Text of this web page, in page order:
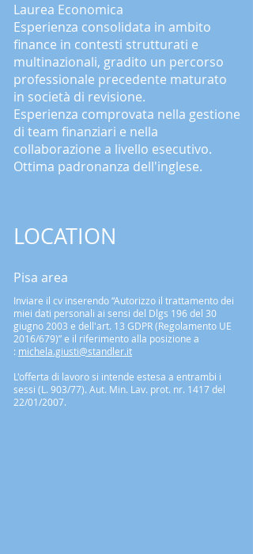
Laurea Economica
Esperienza consolidata in ambito
finance in contesti strutturati e
multinazionali, gradito un percorso
professionale precedente maturato
in società di revisione.
Esperienza comprovata nella gestione
di team finanziari e nella
collaborazione a livello esecutivo.
Ottima padronanza dell'inglese.
LOCATION
Pisa area
Inviare il cv inserendo “Autorizzo il trattamento dei
miei dati personali ai sensi del Dlgs 196 del 30
giugno 2003 e dell'art. 13 GDPR (Regolamento UE
2016/679)” e il riferimento alla posizione a
: michela.giusti@standler.it
L'offerta di lavoro si intende estesa a entrambi i
sessi (L. 903/77). Aut. Min. Lav. prot. nr. 1417 del
22/01/2007.